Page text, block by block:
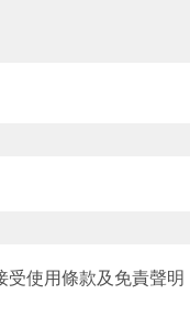
受使用條款及免責聲明